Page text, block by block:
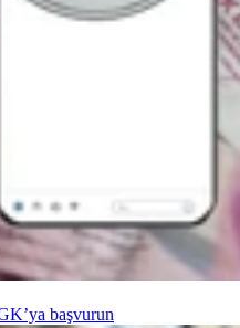
başvurun